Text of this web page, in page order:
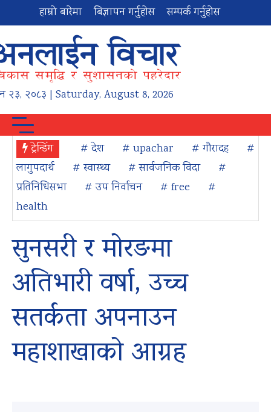
हाम्रो बारेमा बिज्ञापन गर्नुहोस सम्पर्क गर्नुहोस
२३, २०८३ | Saturday, August 8, 2026
ट्रेन्डिंग # देश # upachar # गौरादह
#
लागुपदार्थ
# स्वास्थ्य # सार्वजनिक विदा
#
प्रतिनिधिसभा
# उप निर्वाचन # free
#
health
सुनसरी र मोरङमा
अतिभारी वर्षा, उच्च
सतर्कता अपनाउन
महाशाखाको आग्रह